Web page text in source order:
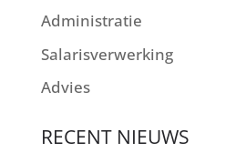
Administratie
Salarisverwerking
Advies
RECENT NIEUWS